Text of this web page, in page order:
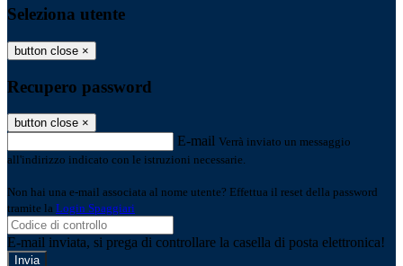
Seleziona utente
button close ×
Recupero password
button close ×
E-mail Verrà inviato un messaggio
all'indirizzo indicato con le istruzioni necessarie.
Non hai una e-mail associata al nome utente? Effettua il reset della password
tramite la Login Spaggiari
E-mail inviata, si prega di controllare la casella di posta elettronica!